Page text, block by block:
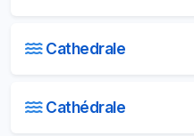
Cathedrale
Cathédrale